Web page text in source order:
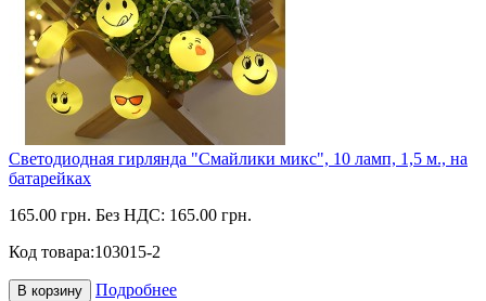
Светодиодная гирлянда "Смайлики микс", 10 ламп, 1,5 м., на
батарейках
165.00 грн. Без НДС: 165.00 грн.
Код товара:103015-2
В корзину
Подробнее